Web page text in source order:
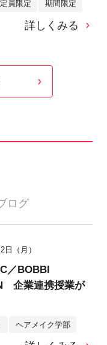
定員限定 期間限定
詳しくみる
ログ
日（月）
／BOBBI
企業連携授業が
ヘアメイク学部